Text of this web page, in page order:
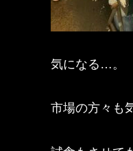
気になる…。
市場の方々も